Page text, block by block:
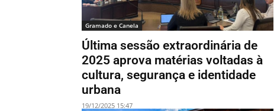
Gramado e Canela
Última sessão extraordinária de
2025 aprova matérias voltadas à
cultura, segurança e identidade
urbana
19/12/2025 15:47